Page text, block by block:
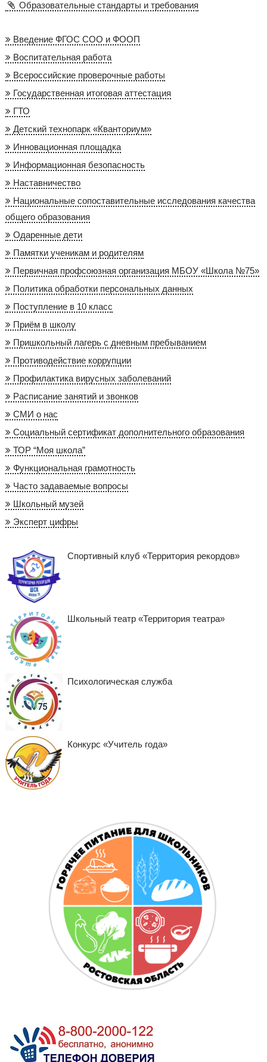
Образовательные стандарты и требования
Введение ФГОС СОО и ФООП
Воспитательная работа
Всероссийские проверочные работы
Государственная итоговая аттестация
ГТО
Детский технопарк «Кванториум»
Инновационная площадка
Информационная безопасность
Наставничество
Национальные сопоставительные исследования качества
общего образования
Одаренные дети
Памятки ученикам и родителям
Первичная профсоюзная организация МБОУ «Школа №75»
Политика обработки персональных данных
Поступление в 10 класс
Приём в школу
Пришкольный лагерь с дневным пребыванием
Противодействие коррупции
Профилактика вирусных заболеваний
Расписание занятий и звонков
СМИ о нас
Социальный сертификат дополнительного образования
ТОР “Моя школа”
Функциональная грамотность
Часто задаваемые вопросы
Школьный музей
Эксперт цифры
Спортивный клуб «Территория рекордов»
Школьный театр «Территория театра»
Психологическая служба
Конкурс «Учитель года»